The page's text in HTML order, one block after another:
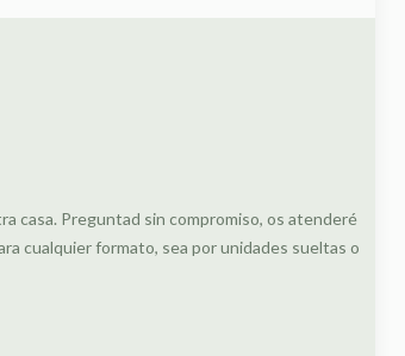
casa. Preguntad sin compromiso, os atenderé
cualquier formato, sea por unidades sueltas o